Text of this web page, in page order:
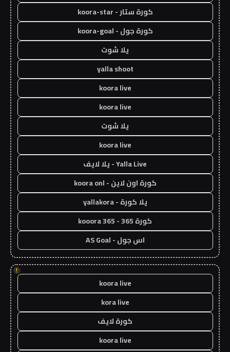
كورة ستار - koora-star
كورة جول - koora-goal
يلا شوت
yalla shoot
koora live
koora live
يلا شوت
koora live
Yalla Live - يلا لايف
كورة اون لاين - koora onl
يلا كورة - yallakora
كورة 365 - kooora 365
اس جول - AS Goal
!
koora live
kora live
كورة لايف
koora live